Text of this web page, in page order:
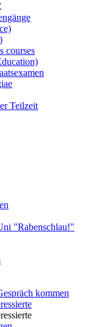
courses
Teilzeit
"Rabenschlau!"
kommen